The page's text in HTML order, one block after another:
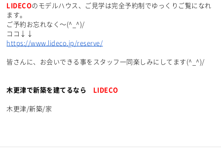
LIDECOのモデルハウス、ご見学は完全予約制でゆっくりご覧になれ
ます。
ご予約お忘れなく～(^_^)/
ココ↓↓
https://www.lideco.jp/reserve/
皆さんに、お会いできる事をスタッフ一同楽しみにしてます(^_^)/
木更津で新築を建てるなら LIDECO
木更津/新築/家